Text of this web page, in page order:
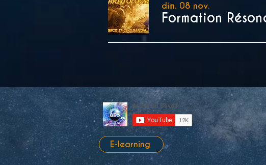
dim. 08 nov.
E-learning